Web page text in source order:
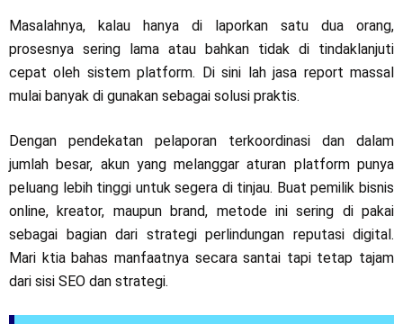
Masalahnya, kalau hanya di laporkan satu dua orang,
prosesnya sering lama atau bahkan tidak di tindaklanjuti
cepat oleh sistem platform. Di sini lah jasa report massal
mulai banyak di gunakan sebagai solusi praktis.
Dengan pendekatan pelaporan terkoordinasi dan dalam
jumlah besar, akun yang melanggar aturan platform punya
peluang lebih tinggi untuk segera di tinjau. Buat pemilik bisnis
online, kreator, maupun brand, metode ini sering di pakai
sebagai bagian dari strategi perlindungan reputasi digital.
Mari ktia bahas manfaatnya secara santai tapi tetap tajam
dari sisi SEO dan strategi.